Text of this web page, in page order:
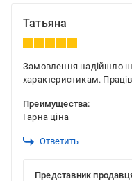
Татьяна
Замовлення надійшло
характеристикам.
Преимущества:
Гарна ціна
Ответить
Представник